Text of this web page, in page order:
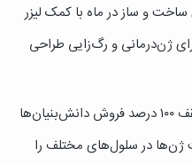
ساخت و ساز در ماه با کمک لیزر
ژن‌درمانی و رگ‌زایی طراحی
ژن‌ها در سلول‌های مختلف را